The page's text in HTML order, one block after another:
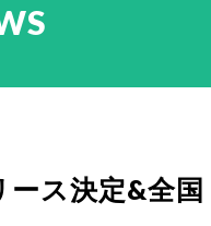
ス決定&全国